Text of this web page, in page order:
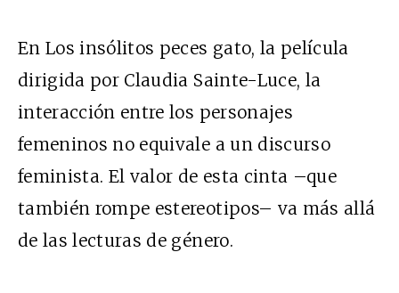
En Los insólitos peces gato, la película
dirigida por Claudia Sainte-Luce, la
interacción entre los personajes
femeninos no equivale a un discurso
feminista. El valor de esta cinta –que
también rompe estereotipos– va más allá
de las lecturas de género.